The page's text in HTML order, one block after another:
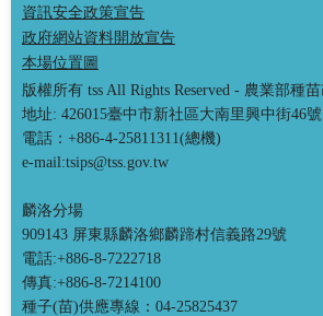
資訊安全政策宣告
政府網站資料開放宣告
本場位置圖
版權所有 tss All Rights Reserved - 農業部種
地址: 426015臺中市新社區大南里興中街46號
電話：+886-4-25811311(總機)
e-mail:tsips@tss.gov.tw
麟洛分場
909143 屏東縣麟洛鄉麟蹄村信義路29號
電話:+886-8-7222718
傳真:+886-8-7214100
種子(苗)供應專線：04-25825437